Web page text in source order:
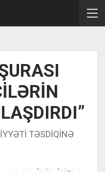
TƏSDİQİNƏ